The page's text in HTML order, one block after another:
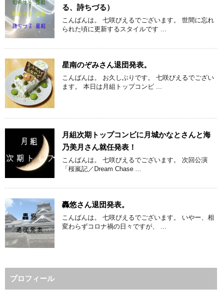
る、詩ちづる）
こんばんは。 七咲ぴえるでございます。 世間に忘れ
られた頃に更新するスタイルです ...
星南のぞみさん退団発表。
こんばんは。 お久しぶりです。 七咲ぴえるでござい
ます。 本日は月組トップコンビ ...
月組次期トップコンビに月城かなとさんと海
乃美月さん就任発表！
こんばんは。 七咲ぴえるでございます。 次回公演
「桜嵐記／Dream Chase ...
轟悠さん退団発表。
こんばんは。 七咲ぴえるでございます。 いやー、相
変わらずコロナ禍の日々ですが、 ...
プロフィール